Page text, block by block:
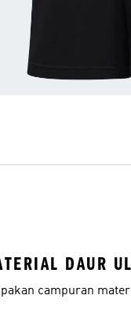
DAUR
campuran